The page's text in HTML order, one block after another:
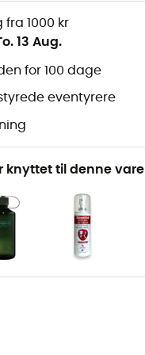
fra 1000 kr
13 Aug.
for 100 dage
eventyrere
knyttet til denne vare